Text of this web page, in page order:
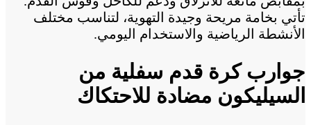
تأتي بخامة مريحة وجيدة التهوية، لتناسب مختلف
الأنشطة الرياضية والاستخدام اليومي.
جوارب كرة قدم سفلية من
السيليكون مضادة للاحتكاك